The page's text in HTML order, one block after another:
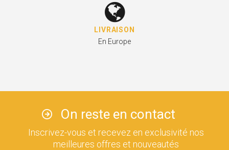
LIVRAISON
En Europe
On reste en contact
Inscrivez-vous et recevez en exclusivité nos
meilleures offres et nouveautés